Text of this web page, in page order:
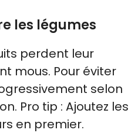
les légumes
perdent leur
mous. Pour éviter
selon
Pro tip : Ajoutez les
en premier.